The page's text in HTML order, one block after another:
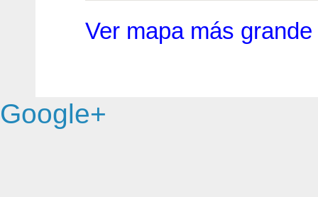
Ver mapa más grande
Google+